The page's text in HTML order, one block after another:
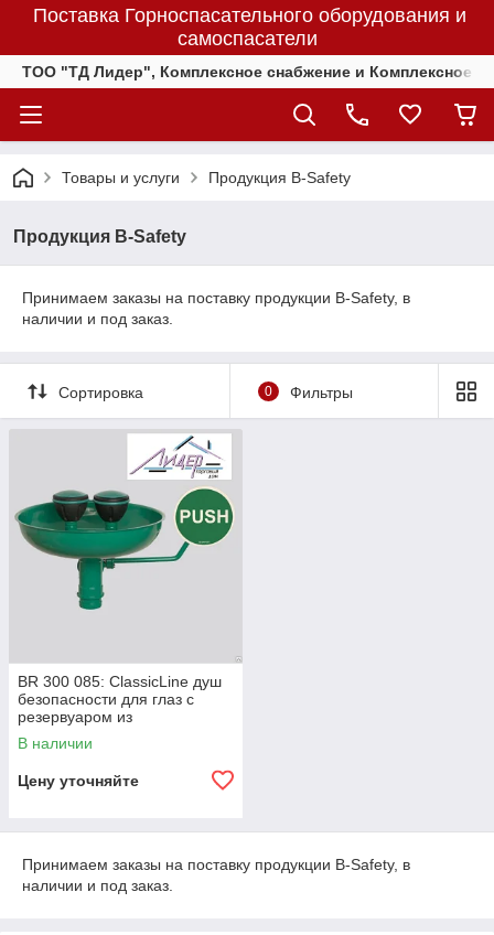
Поставка Горноспасательного оборудования и
самоспасатели
ТОО "ТД Лидер", Комплексное снабжение и Комплексное
Товары и услуги Продукция B-Safety
Продукция B-Safety
Принимаем заказы на поставку продукции B-Safety, в
наличии и под заказ.
Сортировка 0 Фильтры
BR 300 085: ClassicLine душ
безопасности для глаз с
резервуаром из
высококачественной стали
В наличии
Цену уточняйте
Принимаем заказы на поставку продукции B-Safety, в
наличии и под заказ.